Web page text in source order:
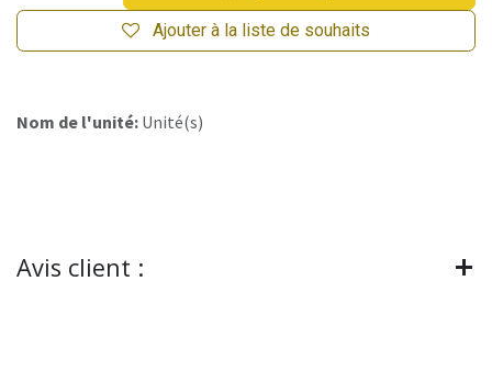
Ajouter à la liste de souhaits
Nom de l'unité: Unité(s)
Avis client :